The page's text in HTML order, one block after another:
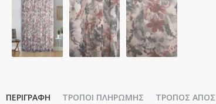
ΠΕΡΙΓΡΑΦΉ ΤΡΌΠΟΙ ΠΛΗΡΩΜΉΣ ΤΡΌΠΟΣ